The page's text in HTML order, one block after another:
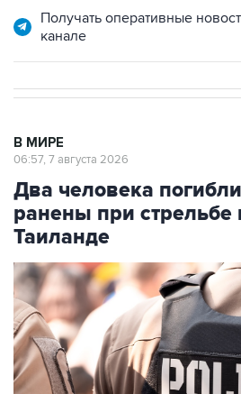
Получать оперативные
канале
В МИРЕ
06:57, 7 августа 2026
Два человека
ранены при
Таиланде